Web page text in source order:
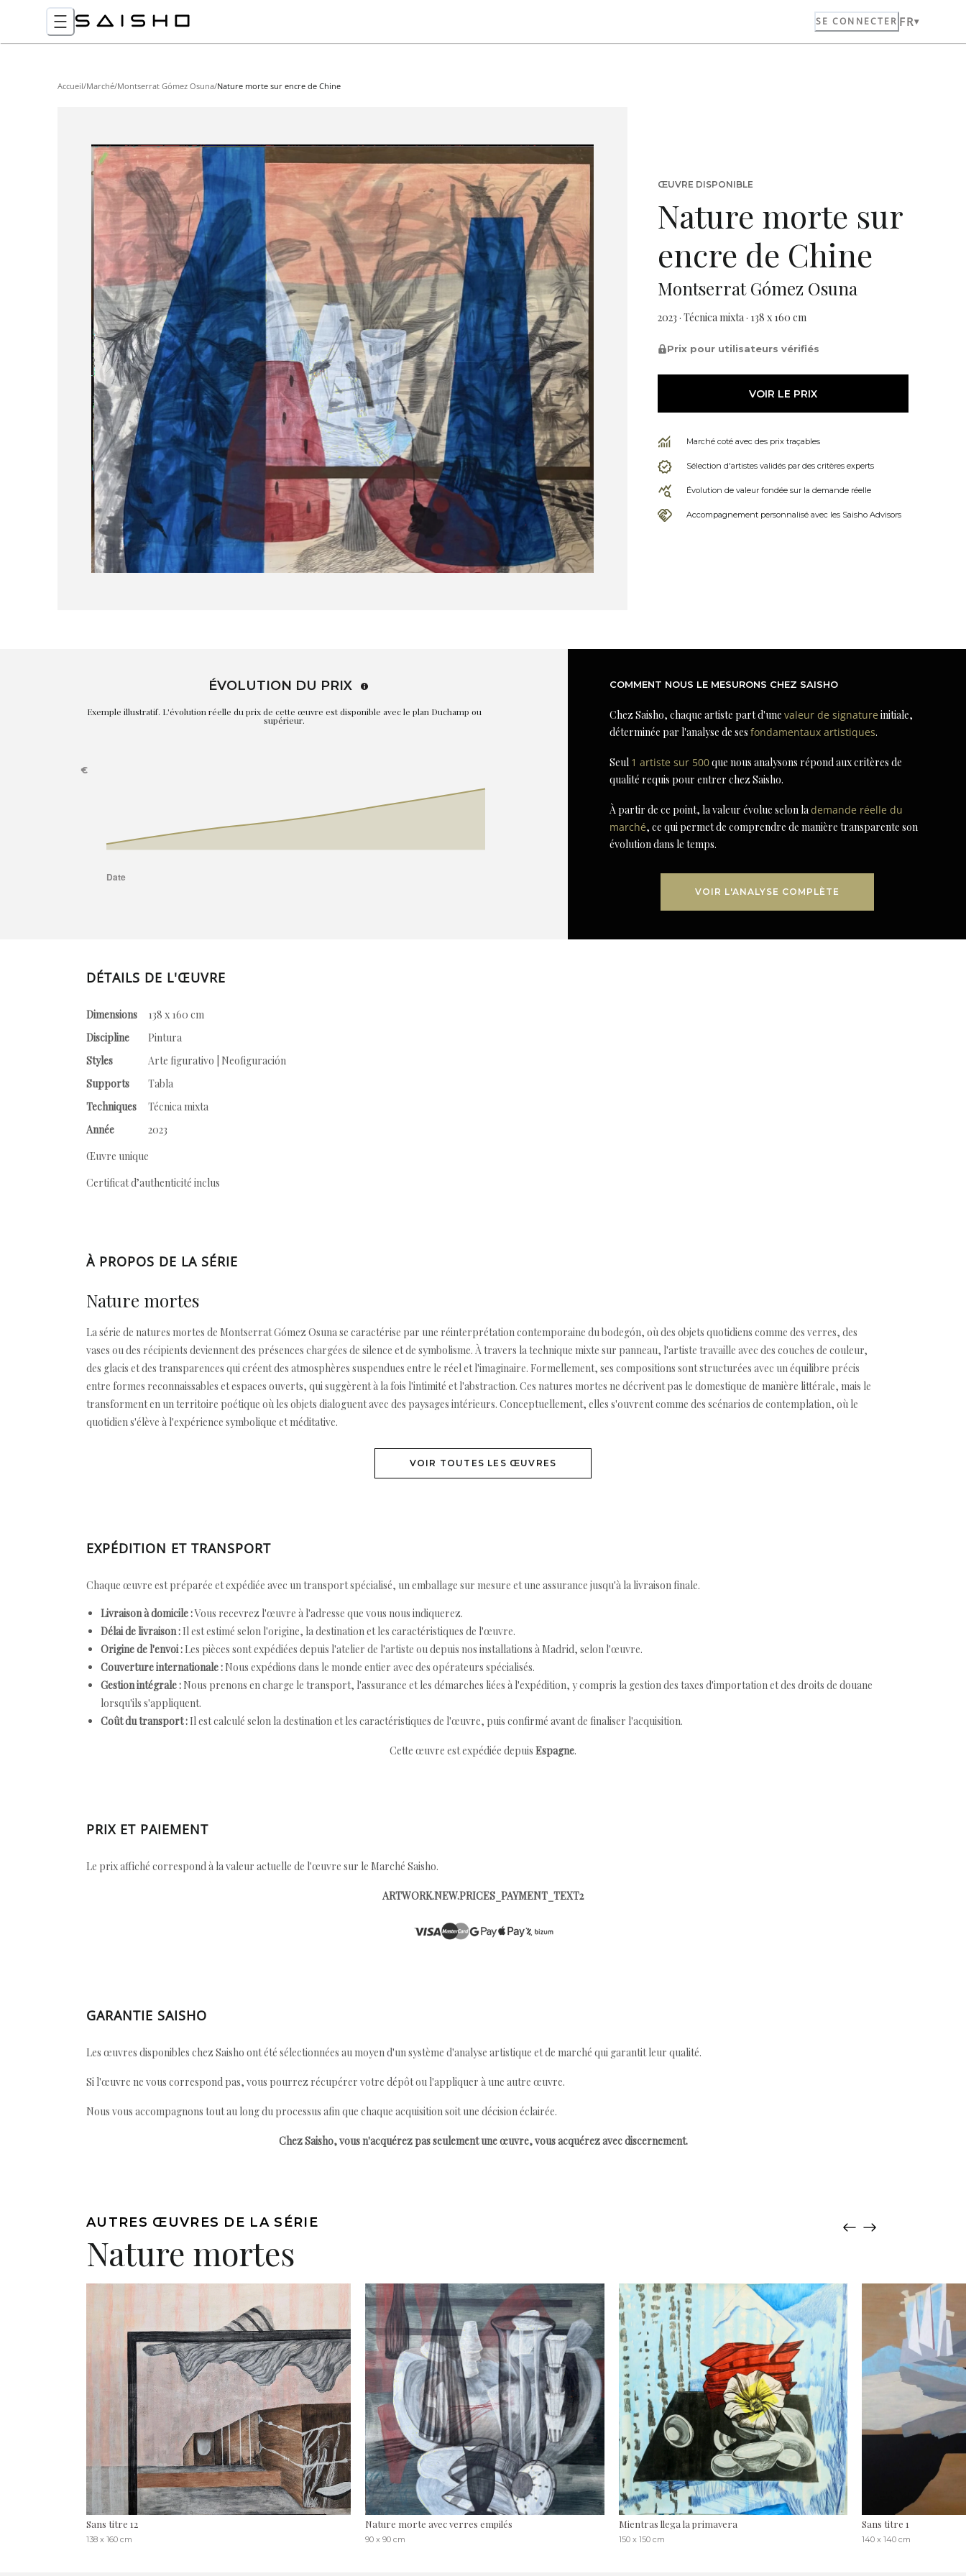
SE CONNECTER FR
Accueil/Marché/Montserrat Gómez Osuna/Nature morte sur encre de Chine
ŒUVRE DISPONIBLE
Nature morte sur
encre de Chine
Montserrat Gómez Osuna
2023 · Técnica mixta · 138 x 160 cm
Prix pour utilisateurs vérifiés
VOIR LE PRIX
Marché coté avec des prix traçables
Sélection d'artistes validés par des critères experts
Évolution de valeur fondée sur la demande réelle
Accompagnement personnalisé avec les Saisho Advisors
ÉVOLUTION DU PRIX
Exemple illustratif. L'évolution réelle du prix de cette œuvre est disponible avec le plan Duchamp ou
supérieur.
COMMENT NOUS LE MESURONS CHEZ SAISHO
Chez Saisho, chaque artiste part d'unevaleur de signature initiale,
déterminée par l'analyse de sesfondamentaux artistiques.
Seul 1 artiste sur 500que nous analysons répond aux critères de
qualité requis pour entrer chez Saisho.
À partir de ce point, la valeur évolue selon lademande réelle du
marché, ce qui permet de comprendre de manière transparente son
évolution dans le temps.
VOIR L'ANALYSE COMPLÈTE
DÉTAILS DE L'ŒUVRE
Dimensions
138 x 160 cm
Discipline
Pintura
Styles
Arte figurativo | Neofiguración
Supports
Tabla
Techniques
Técnica mixta
Année
2023
Œuvre unique
Certificat d’authenticité inclus
À PROPOS DE LA SÉRIE
Nature mortes
La série de natures mortes de Montserrat Gómez Osuna se caractérise par une réinterprétation contemporaine du bodegón, où des objets quotidiens comme des verres, des
vases ou des récipients deviennent des présences chargées de silence et de symbolisme. À travers la technique mixte sur panneau, l'artiste travaille avec des couches de couleur,
des glacis et des transparences qui créent des atmosphères suspendues entre le réel et l'imaginaire. Formellement, ses compositions sont structurées avec un équilibre précis
entre formes reconnaissables et espaces ouverts, qui suggèrent à la fois l'intimité et l'abstraction. Ces natures mortes ne décrivent pas le domestique de manière littérale, mais le
transforment en un territoire poétique où les objets dialoguent avec des paysages intérieurs. Conceptuellement, elles s'ouvrent comme des scénarios de contemplation, où le
quotidien s'élève à l'expérience symbolique et méditative.
VOIR TOUTES LES ŒUVRES
EXPÉDITION ET TRANSPORT
Chaque œuvre est préparée et expédiée avec un transport spécialisé, un emballage sur mesure et une assurance jusqu'à la livraison finale.
Livraison à domicile :Vous recevrez l'œuvre à l'adresse que vous nous indiquerez.
Délai de livraison : Il est estimé selon l'origine, la destination et les caractéristiques de l'œuvre.
Origine de l'envoi : Les pièces sont expédiées depuis l'atelier de l'artiste ou depuis nos installations à Madrid, selon l'œuvre.
Couverture internationale : Nous expédions dans le monde entier avec des opérateurs spécialisés.
Gestion intégrale : Nous prenons en charge le transport, l'assurance et les démarches liées à l'expédition, y compris la gestion des taxes d'importation et des droits de douane
lorsqu'ils s'appliquent.
Coût du transport : Il est calculé selon la destination et les caractéristiques de l'œuvre, puis confirmé avant de finaliser l'acquisition.
Cette œuvre est expédiée depuis Espagne.
PRIX ET PAIEMENT
Le prix affiché correspond à la valeur actuelle de l'œuvre sur le Marché Saisho.
ARTWORK.NEW.PRICES_PAYMENT_TEXT2
GARANTIE SAISHO
Les œuvres disponibles chez Saisho ont été sélectionnées au moyen d'un système d'analyse artistique et de marché qui garantit leur qualité.
Si l'œuvre ne vous correspond pas, vous pourrez récupérer votre dépôt ou l'appliquer à une autre œuvre.
Nous vous accompagnons tout au long du processus afin que chaque acquisition soit une décision éclairée.
Chez Saisho, vous n'acquérez pas seulement une œuvre, vous acquérez avec discernement.
AUTRES ŒUVRES DE LA SÉRIE
Nature mortes
Sans titre 12
138 x 160 cm
Nature morte avec verres empilés
90 x 90 cm
Mientras llega la primavera
150 x 150 cm
Sans titre 1
140 x 140 cm